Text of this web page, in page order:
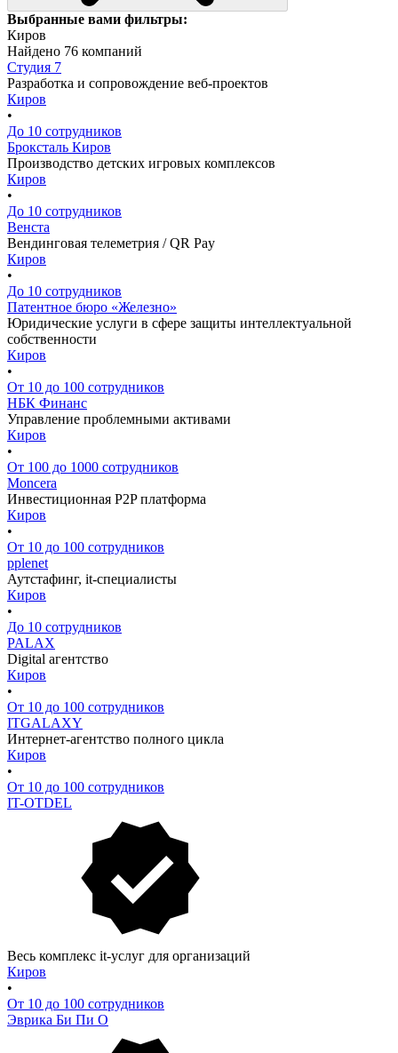
Выбранные вами фильтры:
Киров
Найдено 76 компаний
Студия 7
Разработка и сопровождение веб-проектов
Киров
•
До 10 сотрудников
Броксталь Киров
Производство детских игровых комплексов
Киров
•
До 10 сотрудников
Венста
Вендинговая телеметрия / QR Pay
Киров
•
До 10 сотрудников
Патентное бюро «Железно»
Юридические услуги в сфере защиты интеллектуальной
собственности
Киров
•
От 10 до 100 сотрудников
НБК Финанс
Управление проблемными активами
Киров
•
От 100 до 1000 сотрудников
Moncera
Инвестиционная P2P платформа
Киров
•
От 10 до 100 сотрудников
pplenet
Аутстафинг, it-специалисты
Киров
•
До 10 сотрудников
PALAX
Digital агентство
Киров
•
От 10 до 100 сотрудников
ITGALAXY
Интернет-агентство полного цикла
Киров
•
От 10 до 100 сотрудников
IT-OTDEL
Весь комплекс it-услуг для организаций
Киров
•
От 10 до 100 сотрудников
Эврика Би Пи О